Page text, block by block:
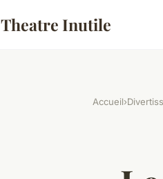
Theatre Inutile
Accueil›